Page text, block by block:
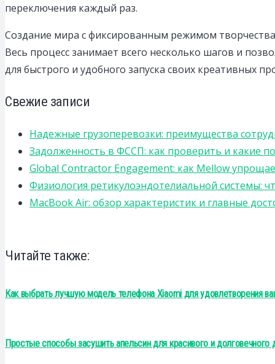
переключения каждый раз.
Создание мира с фиксированным режимом
Весь процесс занимает всего несколько шагов и
для быстрого и удобного запуска своих креативных
Свежие записи
Надежные грузоперевозки: преимущества
Задолженность в ФССП: как проверить и какие
Global Contractor Engagement: как Mellow
Физиология ретикулоэндотелиальной системы:
MacBook Air: обзор характеристик и главные
Читайте также:
Как выбрать лучшую модель телефона Xiaomi для удовлетворения
Простые способы засушить апельсин для красивого и долговечного